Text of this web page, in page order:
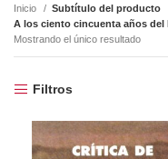
Inicio
Subtítulo del producto
A los ciento cincuenta años
Mostrando el único resultado
Filtros